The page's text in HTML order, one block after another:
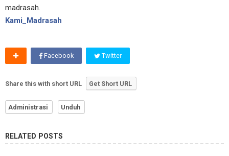
madrasah.
Kami_Madrasah
Facebook Twitter
Share this with short URL Get Short URL
Administrasi Unduh
RELATED POSTS